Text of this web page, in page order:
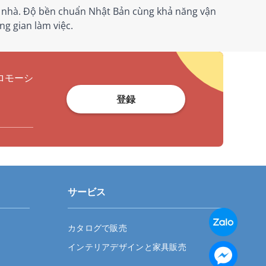
Độ bền chuẩn Nhật Bản cùng khả năng vận
gian làm việc.
モーシ
登録
サービス
カタログで販売
インテリアデザインと家具販売